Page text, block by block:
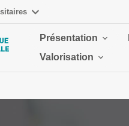
Présentation
Valorisation